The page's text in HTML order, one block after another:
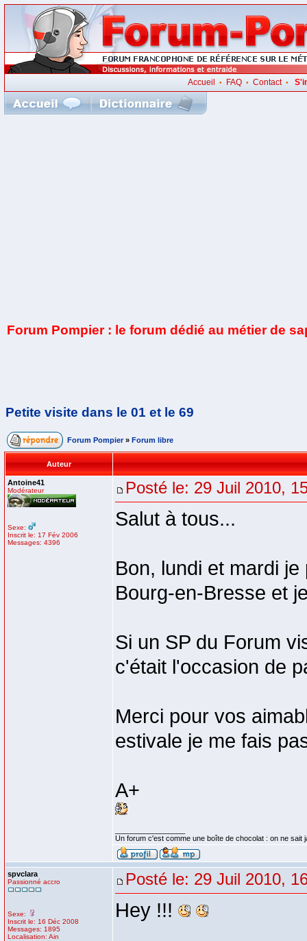
Accueil • FAQ• Contact•
Forum Pompier : le forum dédié au métier de
Petite visite dans le 01 et le 69
Forum Pompier » Forum libre
Auteur
Antoine41
Modérateur
Sexe:
Inscrit le: 17 Fév 2006
Messages: 4396
Posté le: 29 Juil 2010,
Salut à tous...
Bon, lundi et mardi
Bourg-en-Bresse et
Si un SP du Forum
c'était l'occasion de
Merci pour vos
estivale je me fais
A+
Un forum c'est comme une boîte de chocolat : on ne sait
spvclara
Passionné accro
Sexe:
Inscrit le: 16 Déc 2008
Messages: 1895
Localisation: Ain
Posté le: 29 Juil 2010,
Hey !!!